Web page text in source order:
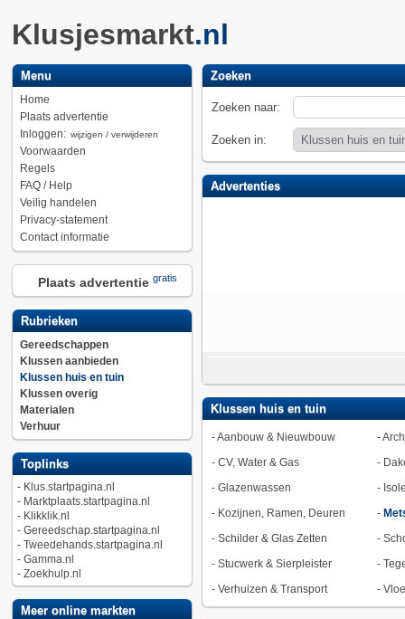
Klusjesmarkt.nl
Menu
Home
Plaats advertentie
Inloggen: wijzigen / verwijderen
Voorwaarden
Regels
FAQ / Help
Veilig handelen
Privacy-statement
Contact informatie
Plaats advertentie gratis
Rubrieken
Gereedschappen
Klussen aanbieden
Klussen huis en tuin
Klussen overig
Materialen
Verhuur
Toplinks
- Klus.startpagina.nl
- Marktplaats.startpagina.nl
- Klikklik.nl
- Gereedschap.startpagina.nl
- Tweedehands.startpagina.nl
- Gamma.nl
- Zoekhulp.nl
Meer online markten
Zoeken
Zoeken naar:
Zoeken in:
Advertenties
Klussen huis en tuin
-Aanbouw & Nieuwbouw -
- CV, Water & Gas -
- Glazenwassen -
- Kozijnen, Ramen, Deuren -
- Schilder & Glas Zetten -
- Stucwerk & Sierpleister -
- Verhuizen & Transport -